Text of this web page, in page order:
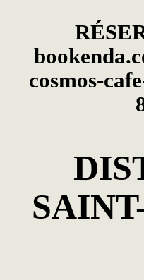
cosmos-